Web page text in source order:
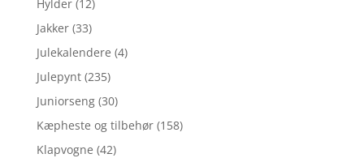
Hylder (12)
Jakker (33)
Julekalendere (4)
Julepynt (235)
Juniorseng (30)
Kæpheste og tilbehør (158)
Klapvogne (42)